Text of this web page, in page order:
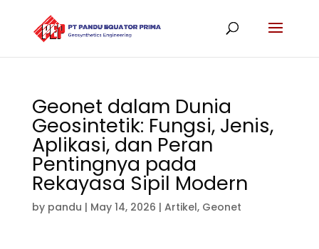
Geonet dalam Dunia
Geosintetik: Fungsi, Jenis,
Aplikasi, dan Peran
Pentingnya pada
Rekayasa Sipil Modern
by pandu | May 14, 2026 | Artikel, Geonet